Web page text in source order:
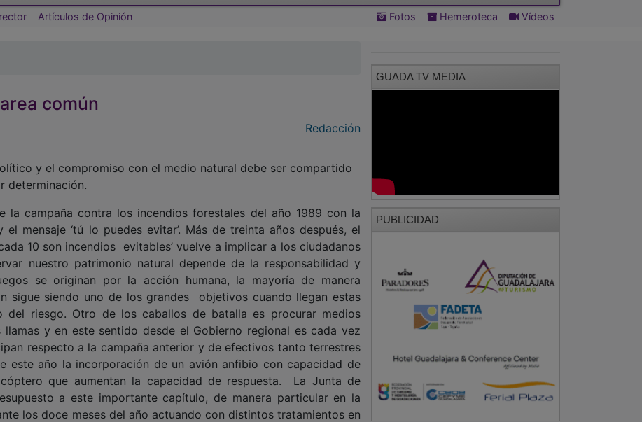
Artículos de Opinión Fotos Hemeroteca Vídeos
común
Redacción
y el compromiso con el medio natural debe ser compartido
determinación.
la campaña contra los incendios forestales del año 1989 con la
mensaje ‘tú lo puedes evitar’. Más de treinta años después, el
10 son incendios evitables’ vuelve a implicar a los ciudadanos
nuestro patrimonio natural depende de la responsabilidad y
se originan por la acción humana, la mayoría de manera
sigue siendo uno de los grandes objetivos cuando llegan estas
riesgo. Otro de los caballos de batalla es procurar medios
y en este sentido desde el Gobierno regional es cada vez
respecto a la campaña anterior y de efectivos tanto terrestres
este año la incorporación de un avión anfibio con capacidad de
que aumentan la capacidad de respuesta. La Junta de
a este importante capítulo, de manera particular en la
los doce meses del año actuando con distintos tratamientos en
GUADA TV MEDIA
PUBLICIDAD